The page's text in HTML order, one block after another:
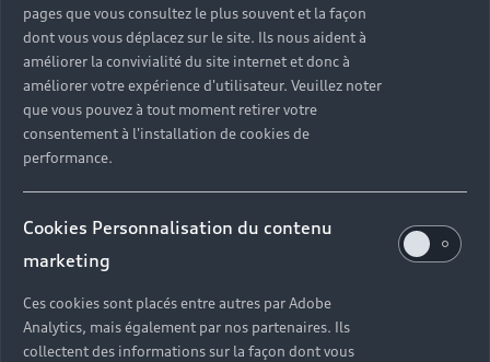
pages que vous consultez le plus souvent et la façon
dont vous vous déplacez sur le site. Ils nous aident à
améliorer la convivialité du site internet et donc à
améliorer votre expérience d'utilisateur. Veuillez noter
que vous pouvez à tout moment retirer votre
consentement à l'installation de cookies de
performance.
Cookies Personnalisation du contenu
marketing
Ces cookies sont placés entre autres par Adobe
Analytics, mais également par nos partenaires. Ils
collectent des informations sur la façon dont vous